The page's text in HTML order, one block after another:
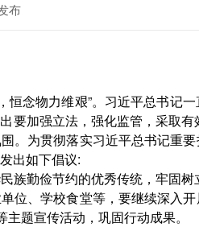
布
念物力维艰”。习近平总书记
要加强立法，强化监管，采取
。为贯彻落实习近平总书记重
出如下倡议:
族勤俭节约的优秀传统，牢固
位、学校食堂等，要继续深入
题宣传活动，巩固行动成果。